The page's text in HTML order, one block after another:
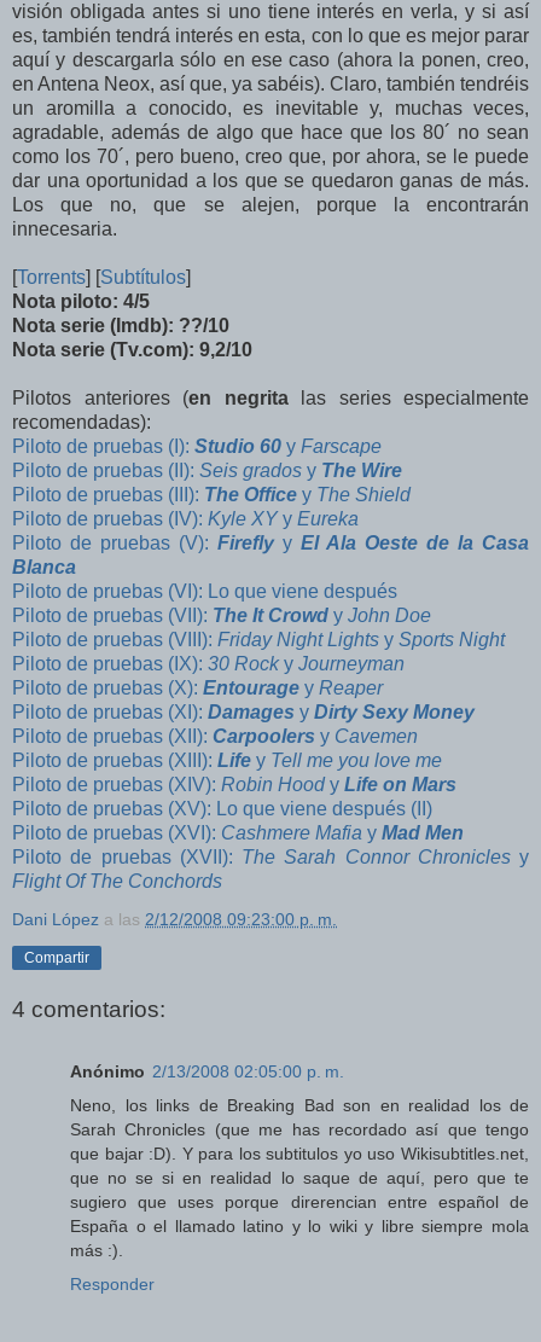
visión obligada antes si uno tiene interés en verla, y si así
es, también tendrá interés en esta, con lo que es mejor parar
aquí y descargarla sólo en ese caso (ahora la ponen, creo,
en Antena Neox, así que, ya sabéis). Claro, también tendréis
un aromilla a conocido, es inevitable y, muchas veces,
agradable, además de algo que hace que los 80´ no sean
como los 70´, pero bueno, creo que, por ahora, se le puede
dar una oportunidad a los que se quedaron ganas de más.
Los que no, que se alejen, porque la encontrarán
innecesaria.
[Torrents] [Subtítulos]
Nota piloto: 4/5
Nota serie (Imdb): ??/10
Nota serie (Tv.com): 9,2/10
Pilotos anteriores (en negritalas series especialmente
recomendadas):
Piloto de pruebas (I): Studio 60 y Farscape
Piloto de pruebas (II): Seis grados y The Wire
Piloto de pruebas (III): The Office y The Shield
Piloto de pruebas (IV): Kyle XYy Eureka
Piloto de pruebas (V): Fireflyy El Ala Oeste de la Casa
Blanca
Piloto de pruebas (VI): Lo que viene después
Piloto de pruebas (VII): The It Crowd y John Doe
Piloto de pruebas (VIII): Friday Night Lights y Sports Night
Piloto de pruebas (IX): 30 Rocky Journeyman
Piloto de pruebas (X): Entourage y Reaper
Piloto de pruebas (XI): Damages y Dirty Sexy Money
Piloto de pruebas (XII): Carpoolers y Cavemen
Piloto de pruebas (XIII): Life y Tell me you love me
Piloto de pruebas (XIV): Robin Hoody Life on Mars
Piloto de pruebas (XV): Lo que viene después (II)
Piloto de pruebas (XVI): Cashmere Mafia y Mad Men
Piloto de pruebas (XVII): The Sarah Connor Chroniclesy
Flight Of The Conchords
Dani López a las 2/12/2008 09:23:00 p. m.
Compartir
4 comentarios:
Anónimo 2/13/2008 02:05:00 p. m.
Neno, los links de Breaking Bad son en realidad los de
Sarah Chronicles (que me has recordado así que tengo
que bajar :D). Y para los subtitulos yo uso Wikisubtitles.net,
que no se si en realidad lo saque de aquí, pero que te
sugiero que uses porque direrencian entre español de
España o el llamado latino y lo wiki y libre siempre mola
más :).
Responder